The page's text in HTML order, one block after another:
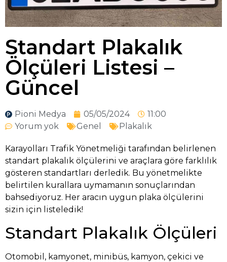
Standart Plakalık
Ölçüleri Listesi –
Güncel
Pioni Medya 05/05/2024
11:00
Yorum yok
Genel Plakalık
Karayolları Trafik Yönetmeliği tarafından belirlenen
standart plakalık ölçülerini ve araçlara göre farklılık
gösteren standartları derledik. Bu yönetmelikte
belirtilen kurallara uymamanın sonuçlarından
bahsediyoruz. Her aracın uygun plaka ölçülerini
sizin için listeledik!
Standart Plakalık Ölçüleri
Otomobil, kamyonet, minibüs, kamyon, çekici ve